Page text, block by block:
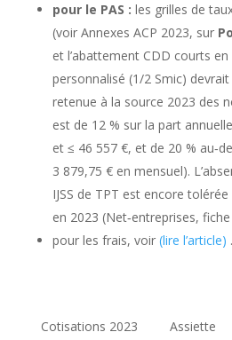
pour le PAS : les grilles de
(voir Annexes ACP 2023, sur
et l’abattement CDD courts en
personnalisé (1/2 Smic)
retenue à la source 2023 des
est de 12 % sur la part
et ≤ 46 557 €, et de 20 %
3 879,75 € en mensuel).
IJSS de TPT est encore tolérée
en 2023 (Net‑entreprises,
pour les frais, voir (lire l’article) .
Cotisations 2023 Assiette